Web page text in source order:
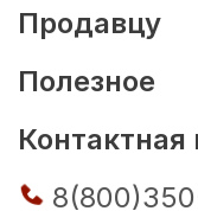
Продавцу
Полезное